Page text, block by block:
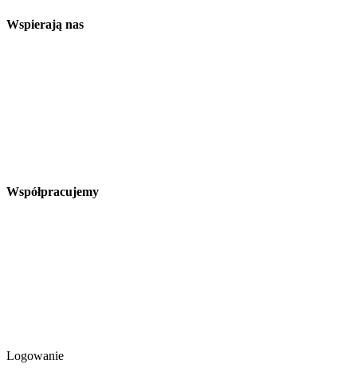
Wspierają nas
Współpracujemy
Logowanie